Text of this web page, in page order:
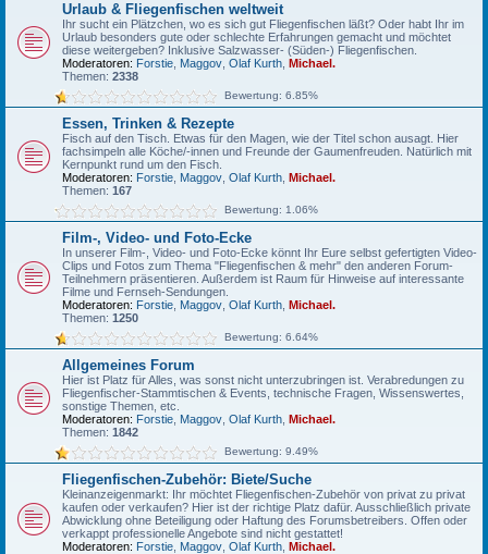
Urlaub & Fliegenfischen weltweit
Ihr sucht ein Plätzchen, wo es sich gut Fliegenfischen läßt? Oder habt Ihr im
Urlaub besonders gute oder schlechte Erfahrungen gemacht und möchtet
diese weitergeben? Inklusive Salzwasser- (Süden-) Fliegenfischen.
Moderatoren: Forstie Maggov Olaf Kurth
Michael.
Themen: 2338
Bewertung: 6.85%
Essen, Trinken & Rezepte
Fisch auf den Tisch. Etwas für den Magen, wie der Titel schon ausagt. Hier
fachsimpeln alle Köche/-innen und Freunde der Gaumenfreuden. Natürlich mit
Kernpunkt rund um den Fisch.
Moderatoren: Forstie Maggov Olaf Kurth
Michael.
Themen: 167
Bewertung: 1.06%
Film-, Video- und Foto-Ecke
In unserer Film-, Video- und Foto-Ecke könnt Ihr Eure selbst gefertigten Video-
Clips und Fotos zum Thema "Fliegenfischen & mehr" den anderen Forum-
Teilnehmern präsentieren. Außerdem ist Raum für Hinweise auf interessante
Filme und Fernseh-Sendungen.
Moderatoren: Forstie Maggov Olaf Kurth
Michael.
Themen: 1250
Bewertung: 6.64%
Allgemeines Forum
Hier ist Platz für Alles, was sonst nicht unterzubringen ist. Verabredungen zu
Fliegenfischer-Stammtischen & Events, technische Fragen, Wissenswertes,
sonstige Themen, etc.
Moderatoren: Forstie Maggov Olaf Kurth
Michael.
Themen: 1842
Bewertung: 9.49%
Fliegenfischen-Zubehör: Biete/Suche
Kleinanzeigenmarkt: Ihr möchtet Fliegenfischen-Zubehör von privat zu privat
kaufen oder verkaufen? Hier ist der richtige Platz dafür. Ausschließlich private
Abwicklung ohne Beteiligung oder Haftung des Forumsbetreibers. Offen oder
verkappt professionelle Angebote sind nicht gestattet!
Moderatoren: Forstie Maggov Olaf Kurth
Michael.